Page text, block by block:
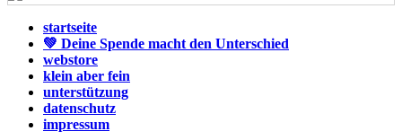
startseite
💚 Deine Spende macht den Unterschied
webstore
klein aber fein
unterstützung
datenschutz
impressum